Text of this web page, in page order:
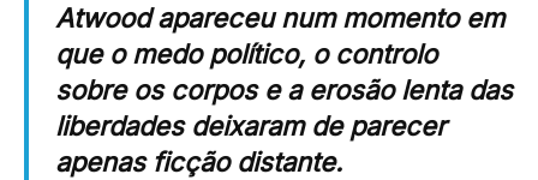
Atwood apareceu num momento em
que o medo político, o controlo
sobre os corpos e a erosão lenta das
liberdades deixaram de parecer
apenas ficção distante.